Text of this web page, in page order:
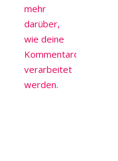
mehr
darüber,
wie deine
Kommentardaten
verarbeitet
werden.